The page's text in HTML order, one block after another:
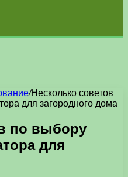
/Несколько советов
для загородного дома
по выбору
для